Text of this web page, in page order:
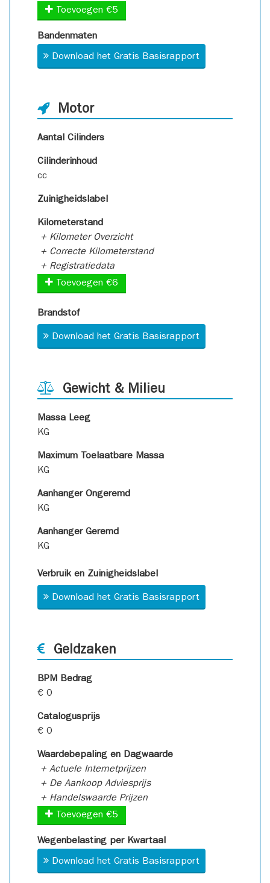
Toevoegen €5
Bandenmaten
Download het Gratis Basisrapport
Motor
Aantal Cilinders
Cilinderinhoud
cc
Zuinigheidslabel
Kilometerstand
+ Kilometer Overzicht
+ Correcte Kilometerstand
+ Registratiedata
Toevoegen €6
Brandstof
Download het Gratis Basisrapport
Gewicht & Milieu
Massa Leeg
KG
Maximum Toelaatbare Massa
KG
Aanhanger Ongeremd
KG
Aanhanger Geremd
KG
Verbruik en Zuinigheidslabel
Download het Gratis Basisrapport
Geldzaken
BPM Bedrag
€ 0
Catalogusprijs
€ 0
Waardebepaling en Dagwaarde
+ Actuele Internetprijzen
+ De Aankoop Adviesprijs
+ Handelswaarde Prijzen
Toevoegen €5
Wegenbelasting per Kwartaal
Download het Gratis Basisrapport